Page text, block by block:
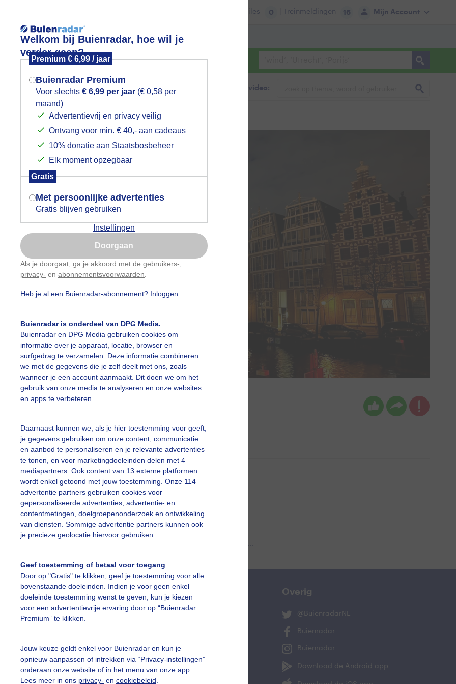
Welkom bij Buienradar, hoe wil je
verder gaan?
Premium € 6,99 / jaar
Buienradar Premium
Voor slechts € 6,99 per jaar (€ 0,58 per
maand)
Advertentievrij en privacy veilig
Ontvang voor min. € 40,- aan cadeaus
10% donatie aan Staatsbosbeheer
Elk moment opzegbaar
Gratis
Met persoonlijke advertenties
Gratis blijven gebruiken
Instellingen
Doorgaan
Als je doorgaat, ga je akkoord met de gebruikers-
privacy- en abonnementsvoorwaarden
Heb je al een Buienradar-abonnement? Inloggen
Buienradar is onderdeel van DPG Media.
Buienradar en DPG Media gebruiken cookies om
informatie over je apparaat, locatie, browser en
surfgedrag te verzamelen. Deze informatie combineren
we met de gegevens die je zelf deelt met ons, zoals
wanneer je een account aanmaakt. Dit doen we om het
gebruik van onze media te analyseren en onze websites
en apps te verbeteren.
Daarnaast kunnen we, als je hier toestemming voor geeft,
je gegevens gebruiken om onze content, communicatie
en aanbod te personaliseren en je relevante advertenties
te tonen, en voor marketingdoeleinden delen met 4
mediapartners. Ook content van 13 externe platformen
wordt enkel getoond met jouw toestemming. Onze 114
advertentie partners gebruiken cookies voor
gepersonaliseerde advertenties, advertentie- en
contentmetingen, doelgroepenonderzoek en ontwikkeling
van diensten. Sommige advertentie partners kunnen ook
je precieze geolocatie hiervoor gebruiken.
Geef toestemming of betaal voor toegang
Door op "Gratis" te klikken, geef je toestemming voor alle
bovenstaande doeleinden. Indien je voor geen enkel
doeleinde toestemming wenst te geven, kun je kiezen
voor een advertentievrije ervaring door op “Buienradar
Premium” te klikken.
Jouw keuze geldt enkel voor Buienradar en kun je
opnieuw aanpassen of intrekken via “Privacy-instellingen”
onderaan onze website of in het menu van onze app.
Lees meer in ons privacy- en cookiebeleid
Mijn Account
Files 0 | Treinmeldingen 16
Lees meer.
Foto en video Weerzine
Zoeken in foto & video:
slideshow
vragen
Mijn weer
De Bilt
Overig
@BuienradarNL
Buienradar
Buienradar
Download de Android app
Mogen we je locatie gebruiken voor
het weer?
Indien je hier nog geen akkoord op hebt
gegeven, verschijnt er zo een pop-up uit
je browser waarin deze toestemming
gevraagd wordt.
Is goed, toon de popup
Nu niet, misschien later
Gebruik je Safari en wil je niet elke dag deze pop-up
Klikhierom dit aan te passen